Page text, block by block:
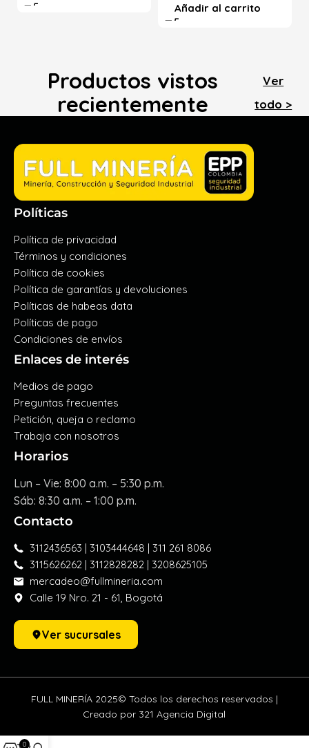
Añadir al carrito
Productos vistos
recientemente
Ver
todo >
Políticas
Política de privacidad
Términos y condiciones
Política de cookies
Política de garantías y devoluciones
Políticas de habeas data
Políticas de pago
Condiciones de envíos
Enlaces de interés
Medios de pago
Preguntas frecuentes
Petición, queja o reclamo
Trabaja con nosotros
Horarios
Lun – Vie: 8:00 a.m. – 5:30 p.m.
Sáb: 8:30 a.m. – 1:00 p.m.
Contacto
3112436563 | 3103444648 | 311 261 8086
3115626262 | 3112828282 | 3208625105
mercadeo@fullmineria.com
Calle 19 Nro. 21 - 61, Bogotá
Ver sucursales
FULL MINERÍA 2025© Todos los derechos reservados |
Creado por 321 Agencia Digital
0